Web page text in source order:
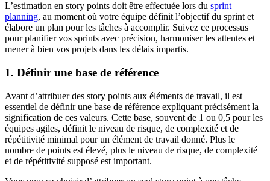
L’estimation en story points doit être effectuée lors du sprint
planning, au moment où votre équipe définit l’objectif du sprint et
élabore un plan pour les tâches à accomplir. Suivez ce processus
pour planifier vos sprints avec précision, harmoniser les attentes et
mener à bien vos projets dans les délais impartis.
1. Définir une base de référence
Avant d’attribuer des story points aux éléments de travail, il est
essentiel de définir une base de référence expliquant précisément la
signification de ces valeurs. Cette base, souvent de 1 ou 0,5 pour les
équipes agiles, définit le niveau de risque, de complexité et de
répétitivité minimal pour un élément de travail donné. Plus le
nombre de points est élevé, plus le niveau de risque, de complexité
et de répétitivité supposé est important.